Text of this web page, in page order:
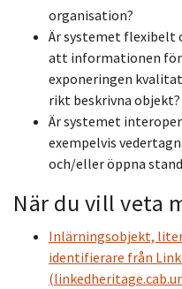
organisation?
Är systemet flexibelt
att informationen
exponeringen
rikt beskrivna objekt?
Är systemet
exempelvis
och/eller öppna
När du vill veta
Inlärningsobjekt,
identifierare från